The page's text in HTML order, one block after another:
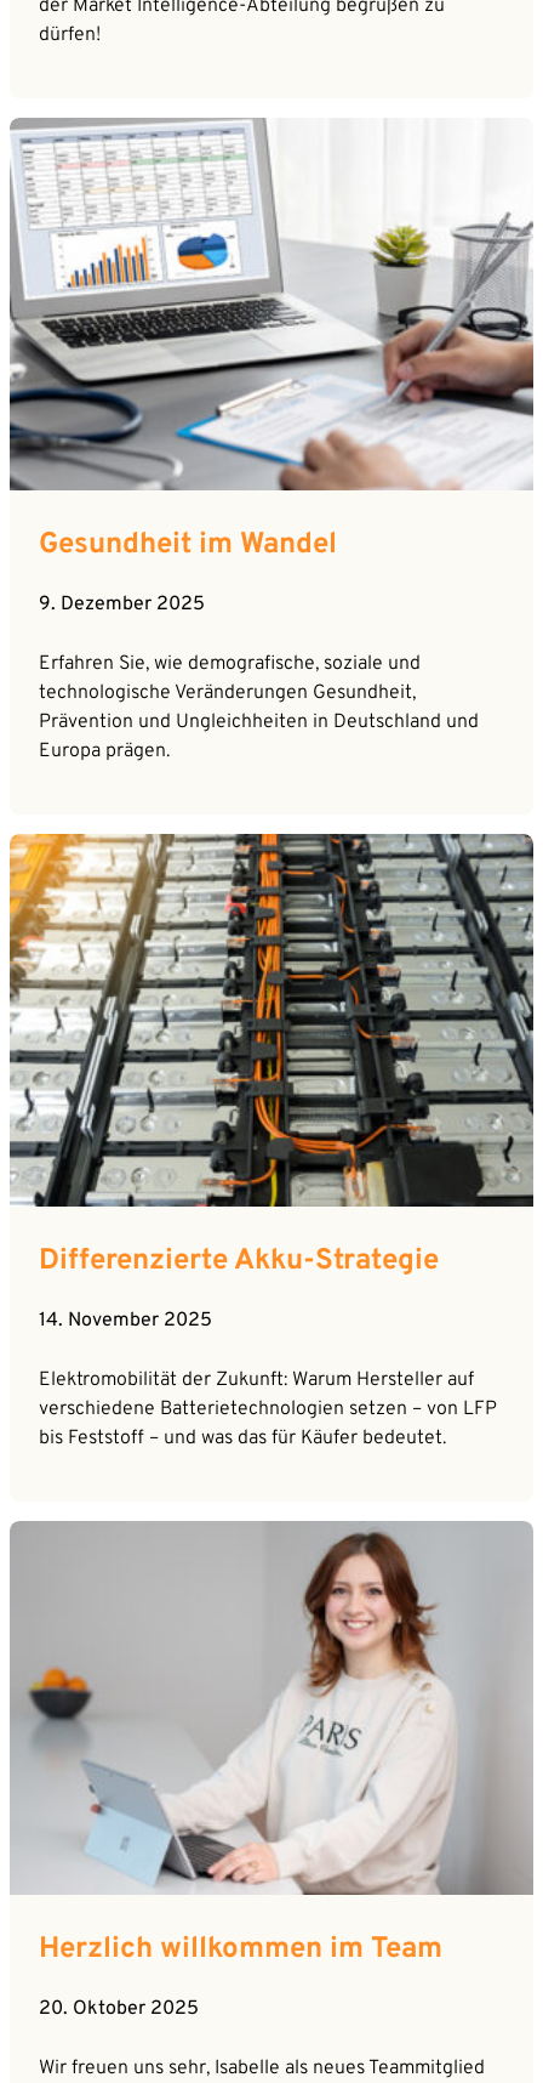
der Market Intelligence-Abteilung begrüßen zu
dürfen!
Gesundheit im Wandel
9. Dezember 2025
Erfahren Sie, wie demografische, soziale und
technologische Veränderungen Gesundheit,
Prävention und Ungleichheiten in Deutschland und
Europa prägen.
Differenzierte Akku-Strategie
14. November 2025
Elektromobilität der Zukunft: Warum Hersteller auf
verschiedene Batterietechnologien setzen – von LFP
bis Feststoff – und was das für Käufer bedeutet.
Herzlich willkommen im Team
20. Oktober 2025
Wir freuen uns sehr, Isabelle als neues Teammitglied